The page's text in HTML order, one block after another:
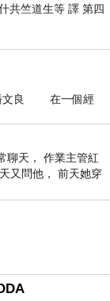
共竺道生等 譯 第四
個經
聊天， 作業主管紅
又問他， 前天她穿